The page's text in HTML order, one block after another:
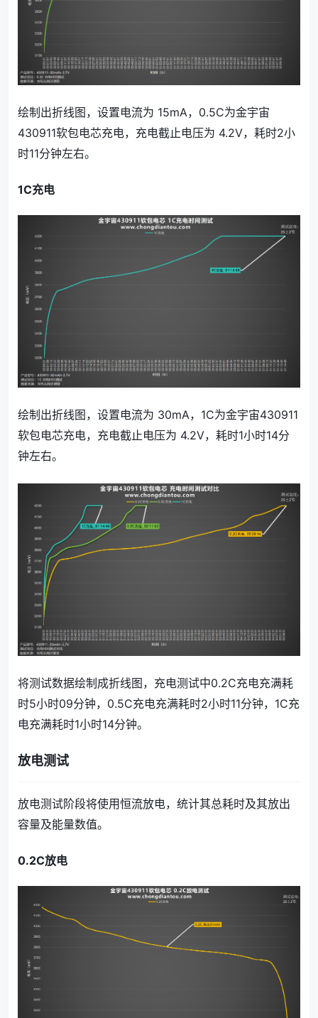
绘制出折线图，设置电流为 15mA，0.5C为金宇宙
430911软包电芯充电，充电截止电压为 4.2V，耗时2小
时11分钟左右。
1C充电
绘制出折线图，设置电流为 30mA，1C为金宇宙430911
软包电芯充电，充电截止电压为 4.2V，耗时1小时14分
钟左右。
将测试数据绘制成折线图，充电测试中0.2C充电充满耗
时5小时09分钟，0.5C充电充满耗时2小时11分钟，1C充
电充满耗时1小时14分钟。
放电测试
放电测试阶段将使用恒流放电，统计其总耗时及其放出
容量及能量数值。
0.2C放电